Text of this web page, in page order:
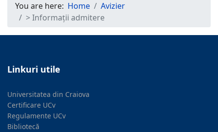
You are here: Home
Avizier
> Informații admitere
Linkuri utile
Universitatea din Craiova
Certificare UCv
Regulamente UCv
Bibliotecă